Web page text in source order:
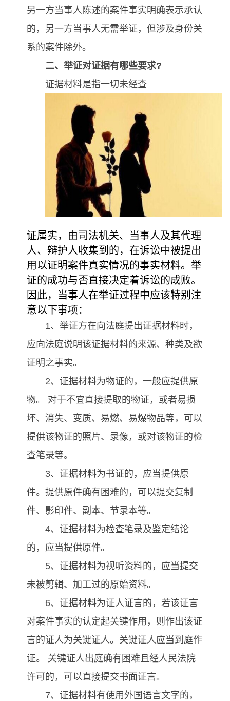
另一方当事人陈述的案件事实明确表示承认
的，另一方当事人无需举证，但涉及身份关
系的案件除外。
二、举证对证据有哪些要求?
证据材料是指一切未经查
证属实，由司法机关、当事人及其代理
人、辩护人收集到的，在诉讼中被提出
用以证明案件真实情况的事实材料。举
证的成功与否直接决定着诉讼的成败。
因此，当事人在举证过程中应该特别注
意以下事项：
1、举证方在向法庭提出证据材料时，
应向法庭说明该证据材料的来源、种类及欲
证明之事实。
2、证据材料为物证的，一般应提供原
物。 对于不宜直接提取的物证，或者易损
坏、消失、变质、易燃、易爆物品等，可以
提供该物证的照片、录像，或对该物证的检
查笔录等。
3、证据材料为书证的，应当提供原
件。提供原件确有困难的，可以提交复制
件、影印件、副本、节录本等。
4、证据材料为检查笔录及鉴定结论
的，应当提供原件。
5、证据材料为视听资料的，应当提交
未被剪辑、加工过的原始资料。
6、证据材料为证人证言的，若该证言
对案件事实的认定起关键作用，则作出该证
言的证人为关键证人。关键证人应当到庭作
证。 关键证人出庭确有困难且经人民法院
许可的，可以直接提交书面证言。
7、证据材料有使用外国语言文字的，